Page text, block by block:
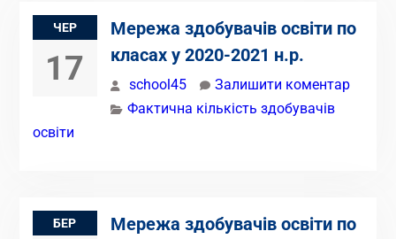
ЧЕР
17
Мережа здобувачів освіти по
класах у 2020-2021 н.р.
school45
Залишити коментар
Фактична кількість здобувачів
освіти
БЕР
Мережа здобувачів освіти по